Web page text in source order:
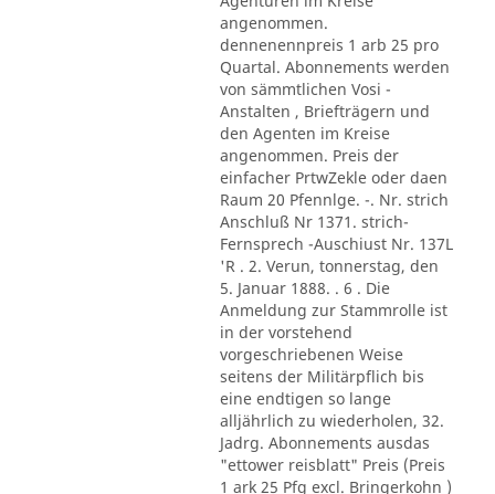
angenommen.
dennenennpreis 1 arb 25 pro
Quartal. Abonnements werden
von sämmtlichen Vosi -
Anstalten , Briefträgern und
den Agenten im Kreise
angenommen. Preis der
einfacher PrtwZekle oder daen
Raum 20 Pfennlge. -. Nr. strich
Anschluß Nr 1371. strich-
Fernsprech -Auschiust Nr. 137L
'R . 2. Verun, tonnerstag, den
5. Januar 1888. . 6 . Die
Anmeldung zur Stammrolle ist
in der vorstehend
vorgeschriebenen Weise
seitens der Militärpflich bis
eine endtigen so lange
alljährlich zu wiederholen, 32.
Jadrg. Abonnements ausdas
"ettower reisblatt" Preis (Preis
1 ark 25 Pfg excl. Bringerkohn )